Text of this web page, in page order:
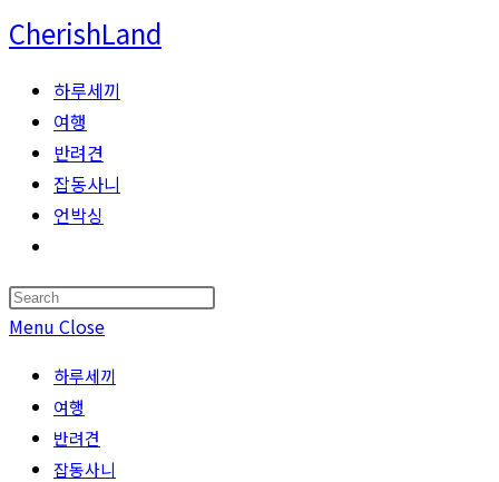
Skip
to
content
CherishLand
하루세끼
여행
반려견
잡동사니
언박싱
search
Press
Menu Close
하루세끼
여행
반려견
잡동사니